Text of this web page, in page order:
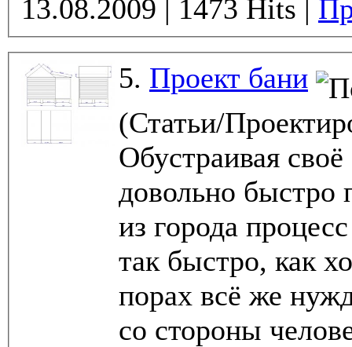
13.08.2009 | 1473 Hits |
5. Проект бани
(Статьи/
Обустраивая
довольно быстро
из города
так быстро, как
порах всё же
со стороны